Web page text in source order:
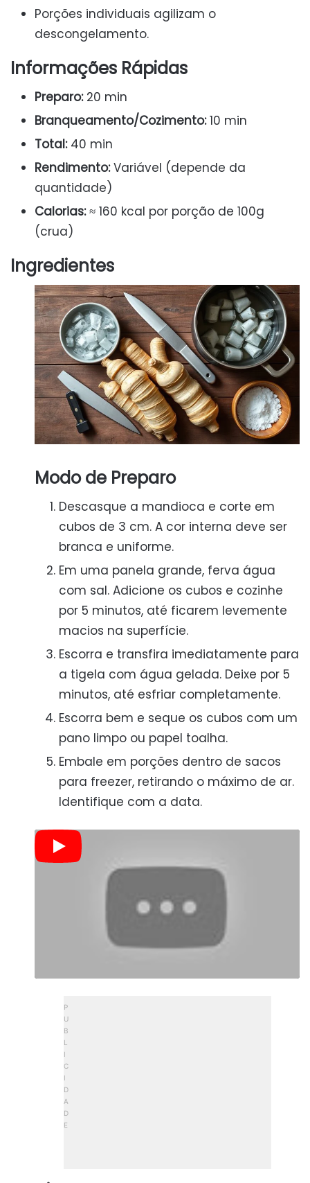
Porções individuais agilizam o
descongelamento.
Informações Rápidas
Preparo:20 min
Branqueamento/Cozimento:10 min
Total:40 min
Rendimento:Variável (depende da
quantidade)
Calorias:≈ 160 kcal por porção de 100g
(crua)
Ingredientes
Modo de Preparo
Descasque a mandioca e corte em
cubos de 3 cm. A cor interna deve ser
branca e uniforme.
Em uma panela grande, ferva água
com sal. Adicione os cubos e cozinhe
por 5 minutos, até ficarem levemente
macios na superfície.
Escorra e transfira imediatamente para
a tigela com água gelada. Deixe por 5
minutos, até esfriar completamente.
Escorra bem e seque os cubos com um
pano limpo ou papel toalha.
Embale em porções dentro de sacos
para freezer, retirando o máximo de ar.
Identifique com a data.